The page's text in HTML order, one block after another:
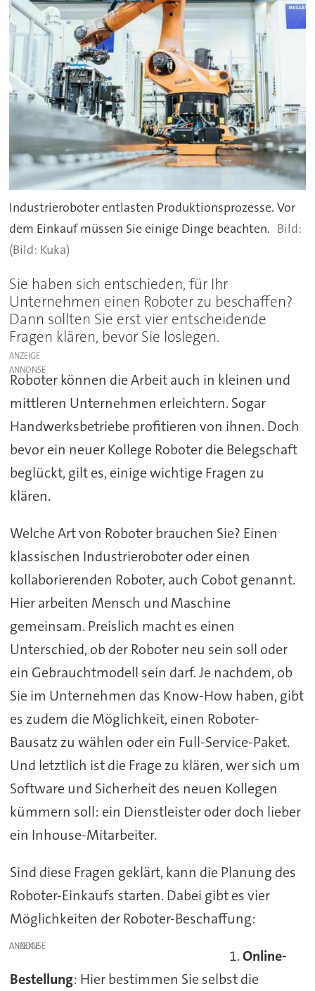
Industrieroboter entlasten Produktionsprozesse. Vor
dem Einkauf müssen Sie einige Dinge beachten.
(Bild: Kuka)
Sie haben sich entschieden, für Ihr
Unternehmen einen Roboter zu beschaffen?
Dann sollten Sie erst vier entscheidende
Fragen klären, bevor Sie loslegen.
ANZEIGE
Roboter können die Arbeit auch in kleinen und
mittleren Unternehmen erleichtern. Sogar
Handwerksbetriebe profitieren von ihnen. Doch
bevor ein neuer Kollege Roboter die Belegschaft
beglückt, gilt es, einige wichtige Fragen zu
klären.
Welche Art von Roboter brauchen Sie? Einen
klassischen Industrieroboter oder einen
kollaborierenden Roboter, auch Cobot genannt.
Hier arbeiten Mensch und Maschine
gemeinsam. Preislich macht es einen
Unterschied, ob der Roboter neu sein soll oder
ein Gebrauchtmodell sein darf. Je nachdem, ob
Sie im Unternehmen das Know-How haben, gibt
es zudem die Möglichkeit, einen Roboter-
Bausatz zu wählen oder ein Full-Service-Paket.
Und letztlich ist die Frage zu klären, wer sich um
Software und Sicherheit des neuen Kollegen
kümmern soll: ein Dienstleister oder doch lieber
ein Inhouse-Mitarbeiter.
Sind diese Fragen geklärt, kann die Planung des
Roboter-Einkaufs starten. Dabei gibt es vier
Möglichkeiten der Roboter-Beschaffung:
ANZEIGE
1.Online-
Bestellung: Hier bestimmen Sie selbst die